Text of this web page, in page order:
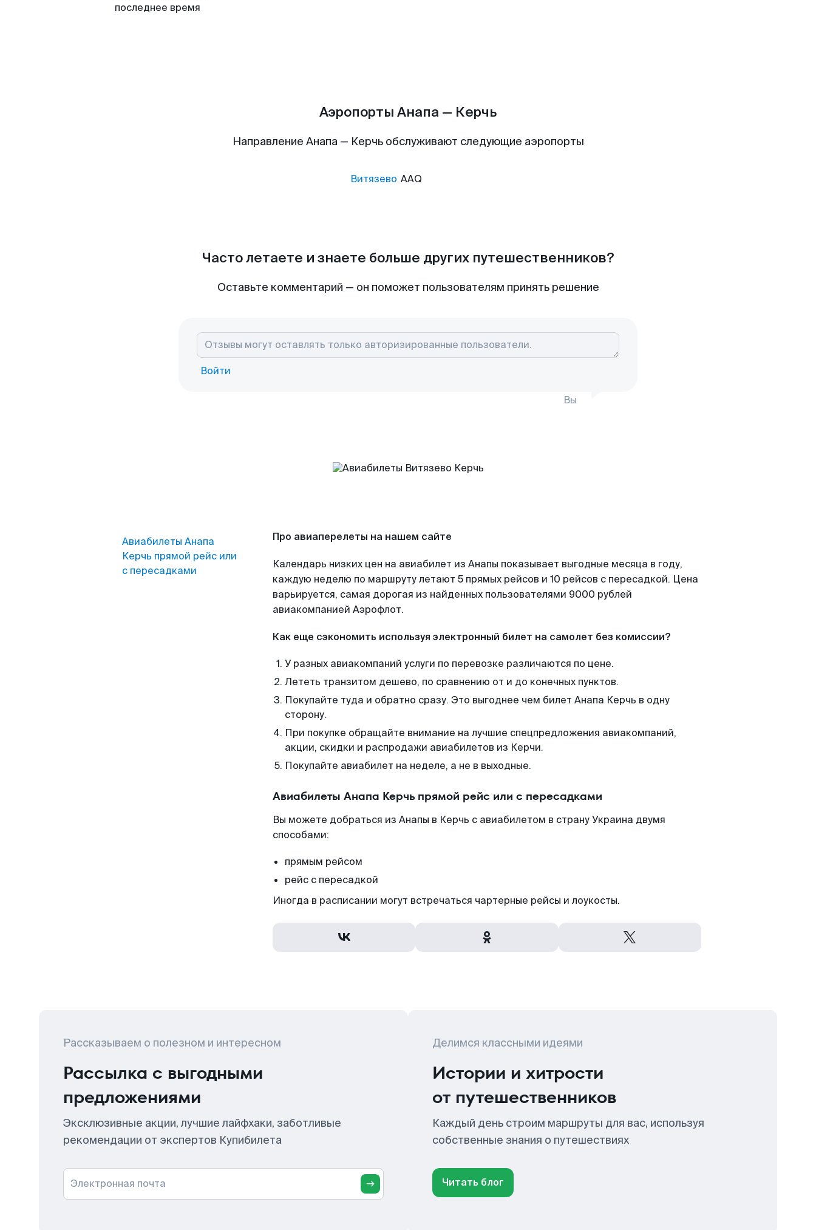
последнее время
Аэропорты Анапа — Керчь
Направление Анапа — Керчь обслуживают следующие аэропорты
Витязево AAQ
Часто летаете и знаете больше других путешественников?
Оставьте комментарий — он поможет пользователям принять решение
Войти
Вы
Авиабилеты Анапа
Керчь прямой рейс или
с пересадками
Про авиаперелеты на нашем сайте
Календарь низких цен на авиабилет из Анапы показывает выгодные месяца в году,
каждую неделю по маршруту летают 5 прямых рейсов и 10 рейсов с пересадкой. Цена
варьируется, самая дорогая из найденных пользователями 9000 рублей
авиакомпанией Аэрофлот.
Как еще сэкономить используя электронный билет на самолет без комиссии?
У разных авиакомпаний услуги по перевозке различаются по цене.
Лететь транзитом дешево, по сравнению от и до конечных пунктов.
Покупайте туда и обратно сразу. Это выгоднее чем билет Анапа Керчь в одну
сторону.
При покупке обращайте внимание на лучшие спецпредложения авиакомпаний,
акции, скидки и распродажи авиабилетов из Керчи.
Покупайте авиабилет на неделе, а не в выходные.
Авиабилеты Анапа Керчь прямой рейс или с пересадками
Вы можете добраться из Анапы в Керчь с авиабилетом в страну Украина двумя
способами:
прямым рейсом
рейс с пересадкой
Иногда в расписании могут встречаться чартерные рейсы и лоукосты.
Рассказываем о полезном и интересном
Рассылка с выгодными
предложениями
Эксклюзивные акции, лучшие лайфхаки, заботливые
рекомендации от экспертов Купибилета
Электронная почта
Делимся классными идеями
Истории и хитрости
от путешественников
Каждый день строим маршруты для вас, используя
собственные знания о путешествиях
Читать блог